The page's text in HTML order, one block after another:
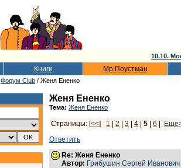
10.10.
Книги Мр.Поустман
Форум Club / Женя Ененко
Женя Ененко
Тема: Женя Ененко
Страницы: [<<] 1 2 3 4 5 6
Ответить
Re: Женя Ененко
Автор: Грибушин Сергей Иванович